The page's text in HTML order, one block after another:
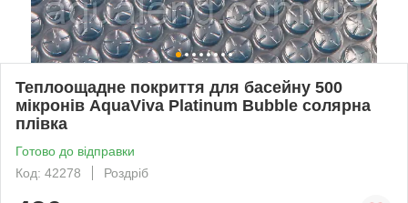
Теплоощадне покриття для басейну 500
мікронів AquaViva Platinum Bubble солярна
плівка
Готово до відправки
Код: 42278
Роздріб